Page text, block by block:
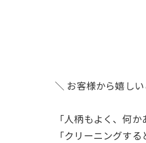
＼ お客様から嬉し
「人柄もよく、何
「クリーニングす